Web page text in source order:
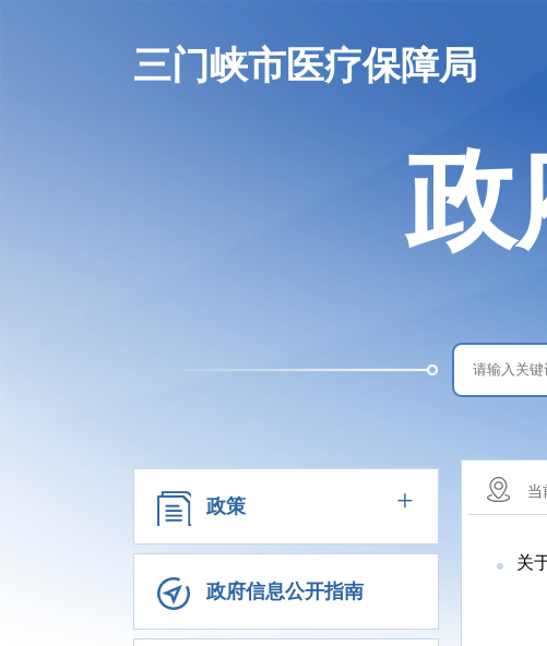
三门峡市医疗保障局
政
政策 +
政府信息公开指南
当
关